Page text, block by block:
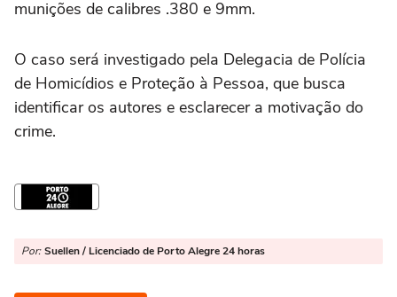
munições de calibres .380 e 9mm.
O caso será investigado pela Delegacia de Polícia
de Homicídios e Proteção à Pessoa, que busca
identificar os autores e esclarecer a motivação do
crime.
Por: Suellen / Licenciado de Porto Alegre 24 horas